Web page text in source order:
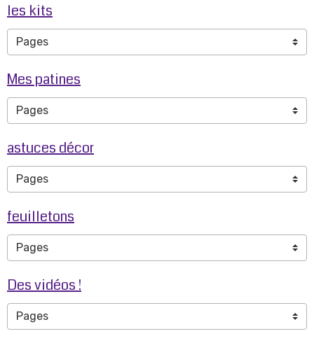
les kits
Mes patines
astuces décor
feuilletons
Des vidéos !